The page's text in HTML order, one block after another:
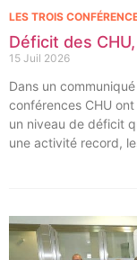
Déficit des
15 Juil 2026
LES TROIS
Dans un
conférences CHU
un niveau de déficit
une activité record,